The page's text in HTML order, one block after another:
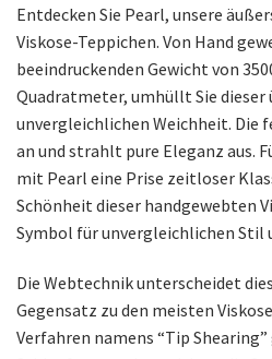
Entdecken Sie Pearl, unsere
Viskose-Teppichen. Von Hand
beeindruckenden Gewicht von
Quadratmeter, umhüllt Sie
unvergleichlichen Weichheit. Die
an und strahlt pure Eleganz aus.
mit Pearl eine Prise zeitloser
Schönheit dieser handgewebten
Symbol für unvergleichlichen Stil
Die Webtechnik unterscheidet
Gegensatz zu den meisten
Verfahren namens “Tip